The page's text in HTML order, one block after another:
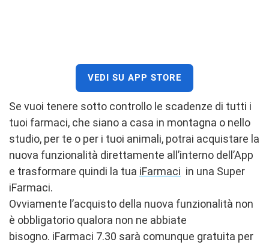
VEDI SU APP STORE
Se vuoi tenere sotto controllo le scadenze di tutti i
tuoi farmaci, che siano a casa in montagna o nello
studio, per te o per i tuoi animali, potrai acquistare la
nuova funzionalità direttamente all’interno dell’App
e trasformare quindi la tua iFarmaci in una Super
iFarmaci.
Ovviamente l’acquisto della nuova funzionalità non
è obbligatorio qualora non ne abbiate
bisogno. iFarmaci 7.30 sarà comunque gratuita per